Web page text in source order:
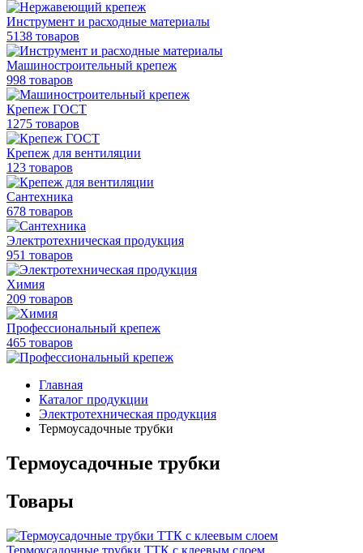
Инструмент и расходные материалы
5138 товаров
Машиностроительный крепеж
998 товаров
Крепеж ГОСТ
1275 товаров
Крепеж для вентиляции
123 товаров
Сантехника
678 товаров
Электротехническая продукция
951 товаров
Химия
209 товаров
Профессиональный крепеж
465 товаров
Главная
Каталог продукции
Электротехническая продукция
Термоусадочные трубки
Термоусадочные трубки
Товары
Термоусадочные трубки ТТК с клеевым слоем